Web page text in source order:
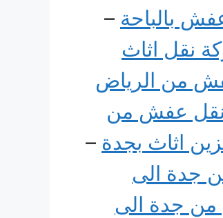
بالباحة –
نقل اثاث
من الرياض
نقل عفش من
اثاث بجدة –
جدة الى
جدة الى